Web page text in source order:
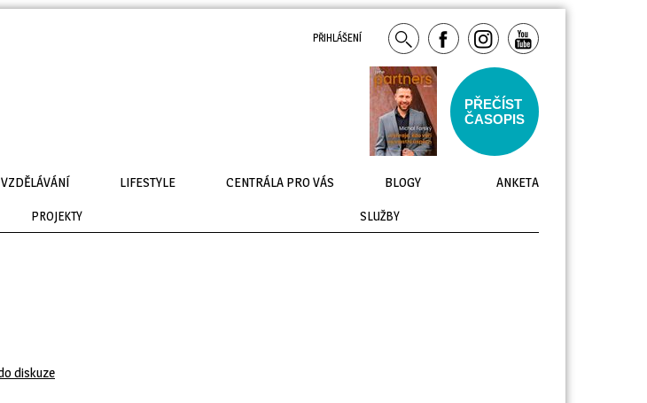
diskuze
PŘIHLÁŠENÍ
PŘEČÍST
ČASOPIS
VZDĚLÁVÁNÍ LIFESTYLE CENTRÁLA PRO VÁS BLOGY ANKETA
PROJEKTY SLUŽBY